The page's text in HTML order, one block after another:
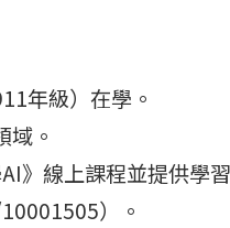
年級）在學。
域。
》線上課程並提供學
）。